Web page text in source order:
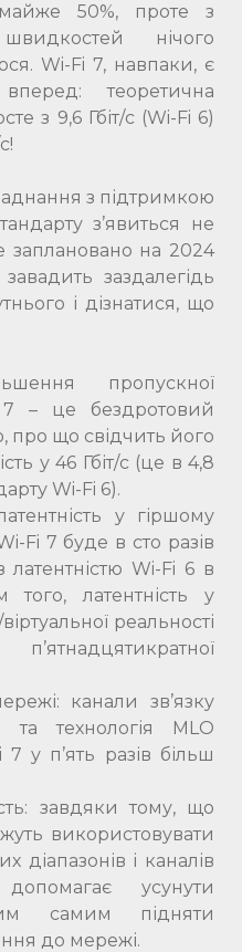
50%, проте з
нічого
Wi-Fi 7, навпаки, є
теоретична
з 9,6 Гбіт/с (Wi-Fi 6)
з підтримкою
з’явиться не
заплановано на 2024
заздалегідь
і дізнатися, що
пропускної
7 – це бездротовий
про що свідчить його
у 46 Гбіт/с (це в 4,8
Wi-Fi 6).
у гіршому
Fi 7 буде в сто разів
Wi-Fi 6 в
того, латентність у
реальності
канали зв’язку
технологія MLO
у п’ять разів більш
завдяки тому, що
використовувати
діапазонів і каналів
усунути
самим підняти
до мережі.